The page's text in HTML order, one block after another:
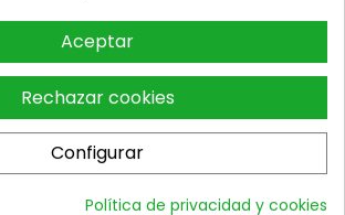
MOTOAZADA BERTOLINI 205S
Aceptar
Rechazar cookies
Configurar
Política de privacidad y cookies